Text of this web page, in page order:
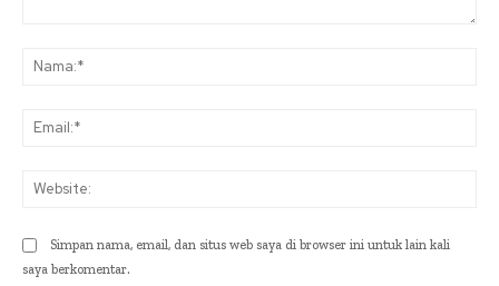
Simpan nama, email, dan situs web saya di browser ini untuk lain kali
saya berkomentar.